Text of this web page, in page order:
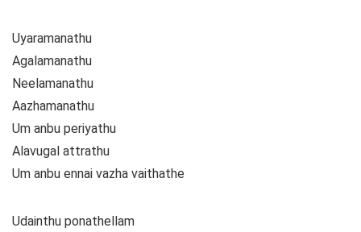
Uyaramanathu
Agalamanathu
Neelamanathu
Aazhamanathu
Um anbu periyathu
Alavugal attrathu
Um anbu ennai vazha vaithathe
Udainthu ponathellam